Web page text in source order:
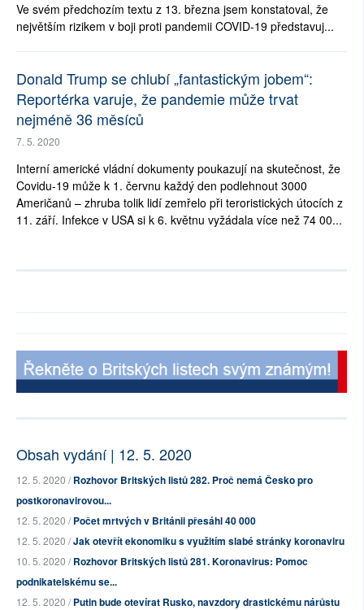
Ve svém předchozím textu z 13. března jsem konstatoval, že
největším rizikem v boji proti pandemii COVID-19 představuj...
Donald Trump se chlubí „fantastickým jobem“:
Reportérka varuje, že pandemie může trvat
nejméně 36 měsíců
7. 5. 2020
Interní americké vládní dokumenty poukazují na skutečnost, že
Covidu-19 může k 1. červnu každý den podlehnout 3000
Američanů – zhruba tolik lidí zemřelo při teroristických útocích z
11. září. Infekce v USA si k 6. květnu vyžádala více než 74 00...
Obsah vydání | 12. 5. 2020
12. 5. 2020 /Rozhovor Britských listů 282. Proč nemá Česko pro
postkoronavirovou...
12. 5. 2020 /Počet mrtvých v Británii přesáhl 40 000
12. 5. 2020 /Jak otevřít ekonomiku s využitím slabé stránky koronaviru
10. 5. 2020 /Rozhovor Britských listů 281. Koronavirus: Pomoc
podnikatelskému se...
12. 5. 2020 /Putin bude otevírat Rusko, navzdory drastickému nárůstu